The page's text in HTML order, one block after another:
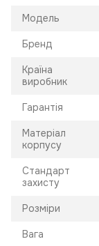
Модель
Бренд
Країна
виробник
Гарантія
Матеріал
корпусу
Стандарт
захисту
Розміри
Вага